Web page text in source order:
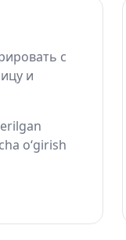
с
и
o‘girish